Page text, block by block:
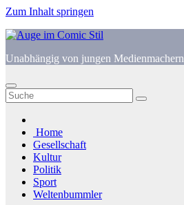
Zum Inhalt springen
Unabhängig von jungen Medienmachern
Home
Gesellschaft
Kultur
Politik
Sport
Weltenbummler